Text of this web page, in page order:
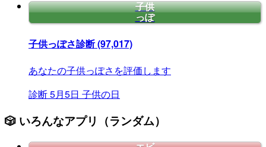
子供
っぽ
子供っぽさ診断(97,017)
あなたの子供っぽさを評価します
診断5月5日 子供の日
🎲 いろんなアプリ（ランダム）